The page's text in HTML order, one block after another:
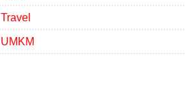
Travel
UMKM